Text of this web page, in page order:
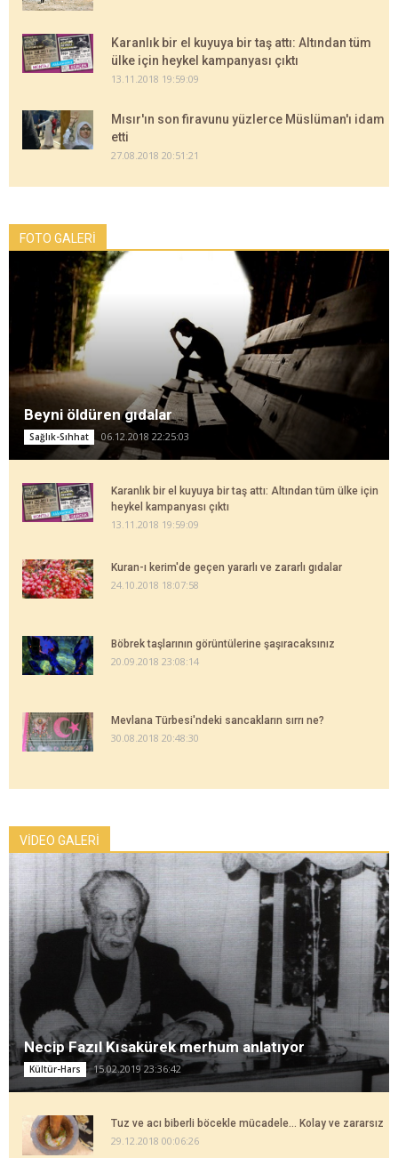
Karanlık bir el kuyuya bir taş attı: Altından tüm
ülke için heykel kampanyası çıktı
13.11.2018 19:59:09
Mısır'ın son firavunu yüzlerce Müslüman'ı idam
etti
27.08.2018 20:51:21
FOTO GALERİ
Beyni öldüren gıdalar
Sağlık-Sıhhat 06.12.2018 22:25:03
Karanlık bir el kuyuya bir taş attı: Altından tüm ülke için
heykel kampanyası çıktı
13.11.2018 19:59:09
Kuran-ı kerim'de geçen yararlı ve zararlı gıdalar
24.10.2018 18:07:58
Böbrek taşlarının görüntülerine şaşıracaksınız
20.09.2018 23:08:14
Mevlana Türbesi'ndeki sancakların sırrı ne?
30.08.2018 20:48:30
VİDEO GALERİ
Necip Fazıl Kısakürek merhum anlatıyor
Kültür-Hars 15.02.2019 23:36:42
Tuz ve acı biberli böcekle mücadele... Kolay ve zararsız
29.12.2018 00:06:26